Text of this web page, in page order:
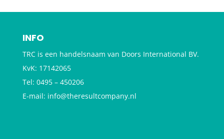
INFO
TRC is een handelsnaam van Doors International BV.
KvK: 17142065
Tel: 0495 – 450206
E-mail: info@theresultcompany.nl